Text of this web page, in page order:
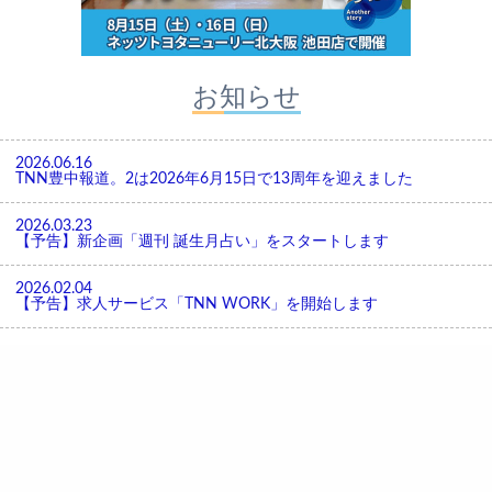
お知らせ
2026.06.16
TNN豊中報道。2は2026年6月15日で13周年を迎えました
2026.03.23
【予告】新企画「週刊 誕生月占い」をスタートします
2026.02.04
【予告】求人サービス「TNN WORK」を開始します